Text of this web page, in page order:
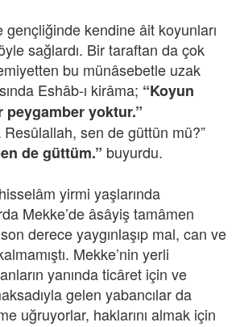
kendine âit koyunları
sağlardı. Bir taraftan da çok
bu münâsebetle uzak
Eshâb-ı kirâma; “Koyun
yoktur.”
Resûlallah, sen de güttün mü?”
de güttüm.” buyurdu.
yirmi yaşlarında
Mekke’de âsâyiş tamâmen
derece yaygınlaşıp mal, can ve
Mekke’nin yerli
yanında ticâret için ve
gelen yabancılar da
uğruyorlar, haklarını almak için